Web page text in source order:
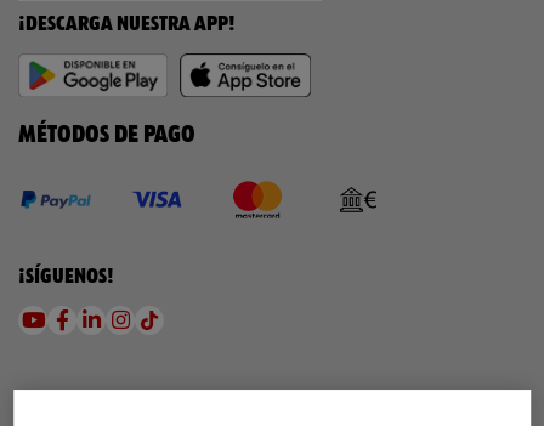
¡DESCARGA NUESTRA APP!
MÉTODOS DE PAGO
¡SÍGUENOS!